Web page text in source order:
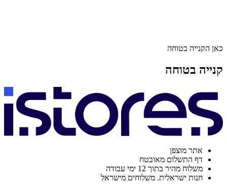
כאן הקנייה בטוחה
קנייה בטוחה
אתר מוצפן
דף התשלום מאובטח
משלוח מהיר בתוך 12 ימי עבודה
חנות ישראלית. משלוחים מישראל